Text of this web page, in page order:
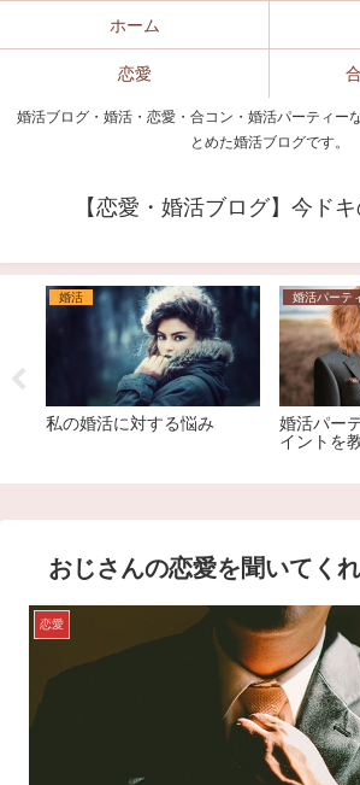
婚活ブログ・婚活・恋愛・合コン・婚活パーティー
とめた婚活ブログです。
【恋愛・婚活ブログ】今ド
ホーム
恋愛
婚活
私の婚活に対する悩み
婚活パーテ
婚活パー
イントを
おじさんの恋愛を聞いてくれ
恋愛